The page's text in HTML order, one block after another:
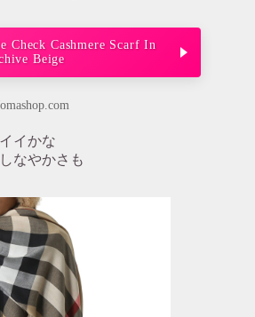
Check Cashmere Scarf In
Beige
イかな
なやかさも